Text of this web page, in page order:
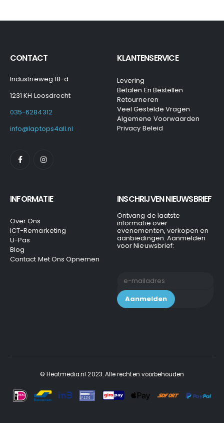
CONTACT
Industrieweg 18-d
1231 KH Loosdrecht
035-6284312
info@laptops4all.nl
KLANTENSERVICE
Levering
Betalen En Bestellen
Retourneren
Veel Gestelde Vragen
Algemene Voorwaarden
Privacy Beleid
INFORMATIE
Over Ons
ICT-Remarketing
U-Pas
Blog
Contact Met Ons Opnemen
INSCHRIJVEN NIEUWSBRIEF
Ontvang de laatste
informatie over
evenementen, verkopen en
aanbiedingen. Aanmelden
voor Nieuwsbrief:
© Heatmedia.nl 2023. Alle rechten voorbehouden